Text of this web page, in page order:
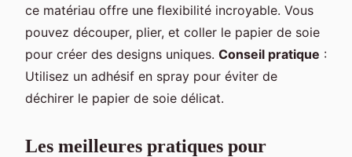
ce matériau offre une flexibilité incroyable. Vous
pouvez découper, plier, et coller le papier de soie
pour créer des designs uniques. Conseil pratique :
Utilisez un adhésif en spray pour éviter de
déchirer le papier de soie délicat.
Les meilleures pratiques pour